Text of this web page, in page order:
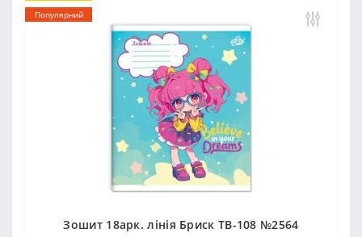
Популярний
Зошит 18арк. лінія Бриск ТВ-108 №2564